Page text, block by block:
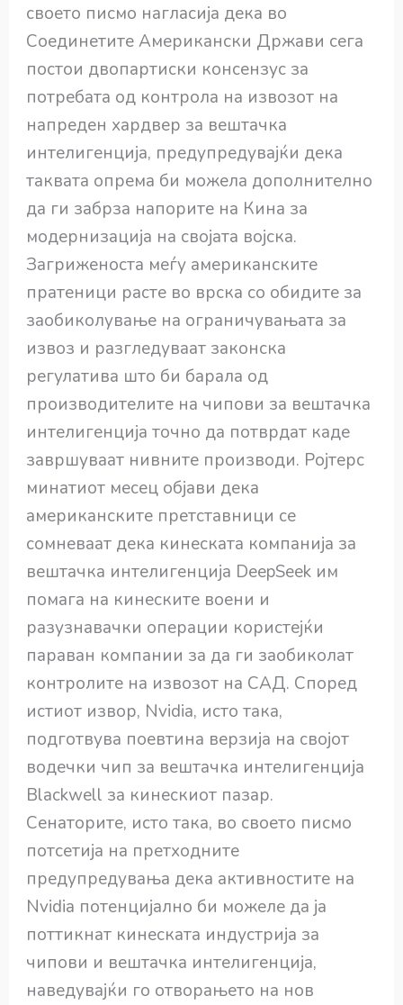
своето писмо нагласија дека во
Соединетите Американски Држави сега
постои двопартиски консензус за
потребата од контрола на извозот на
напреден хардвер за вештачка
интелигенција, предупредувајќи дека
таквата опрема би можела дополнително
да ги забрза напорите на Кина за
модернизација на својата војска.
Загриженоста меѓу американските
пратеници расте во врска со обидите за
заобиколување на ограничувањата за
извоз и разгледуваат законска
регулатива што би барала од
производителите на чипови за вештачка
интелигенција точно да потврдат каде
завршуваат нивните производи. Ројтерс
минатиот месец објави дека
американските претставници се
сомневаат дека кинеската компанија за
вештачка интелигенција DeepSeek им
помага на кинеските воени и
разузнавачки операции користејќи
параван компании за да ги заобиколат
контролите на извозот на САД. Според
истиот извор, Nvidia, исто така,
подготвува поевтина верзија на својот
водечки чип за вештачка интелигенција
Blackwell за кинескиот пазар.
Сенаторите, исто така, во своето писмо
потсетија на претходните
предупредувања дека активностите на
Nvidia потенцијално би можеле да ја
поттикнат кинеската индустрија за
чипови и вештачка интелигенција,
наведувајќи го отворањето на нов